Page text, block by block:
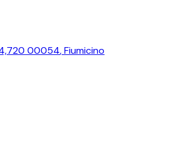
00054,Fiumicino